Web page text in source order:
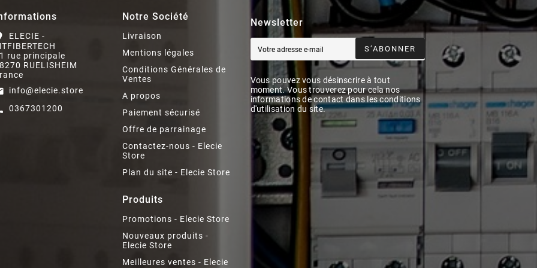
ELECIE -
rue principale
RUELISHEIM
info@elecie.store
0367301200
Notre Société
Livraison
Mentions légales
Conditions Générales de
Ventes
A propos
Paiement sécurisé
Offre de parrainage
Contactez-nous - Elecie
Store
Plan du site - Elecie Store
Produits
Promotions - Elecie Store
Nouveaux produits -
Elecie Store
Meilleures ventes - Elecie
Newsletter
S’ABONNER
Vous pouvez vous désinscrire à tout
moment. Vous trouverez pour cela nos
informations de contact dans les conditions
d'utilisation du site.